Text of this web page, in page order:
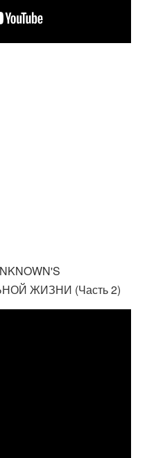
ЖИЗНИ (Часть 2)